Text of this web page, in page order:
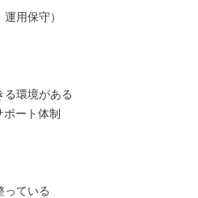
用保守）
る環境がある
ート体制
っている